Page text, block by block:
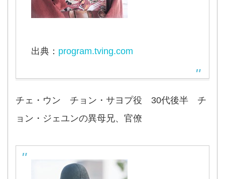
出典： program.tving.com
チェ・ウン チョン・サヨプ役 30代後半 チ
ョン・ジェユンの異母兄、官僚